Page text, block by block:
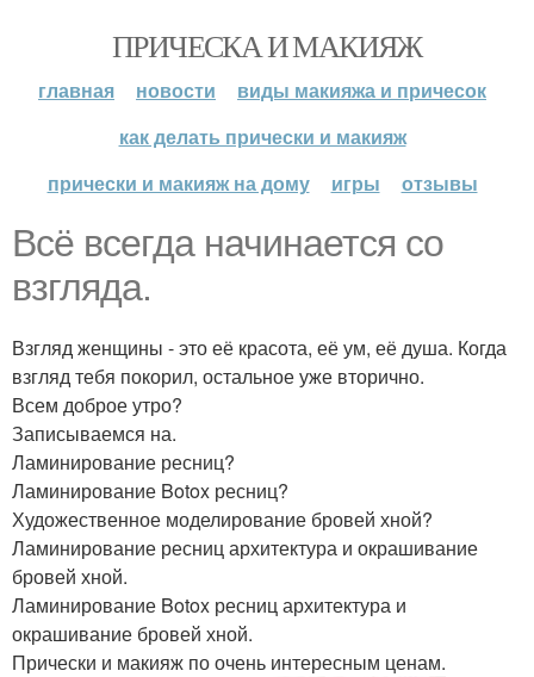
ПРИЧЕСКА И МАКИЯЖ
главная новости
виды макияжа и причесок
как делать прически и макияж
прически и макияж на дому
игры отзывы
Всё всегда начинается со
взгляда.
Взгляд женщины - это её красота, её ум, её душа. Когда
взгляд тебя покорил, остальное уже вторично.
Всем доброе утро?
Записываемся на.
Ламинирование ресниц?
Ламинирование Botox ресниц?
Художественное моделирование бровей хной?
Ламинирование ресниц архитектура и окрашивание
бровей хной.
Ламинирование Botox ресниц архитектура и
окрашивание бровей хной.
Прически и макияж по очень интересным ценам.